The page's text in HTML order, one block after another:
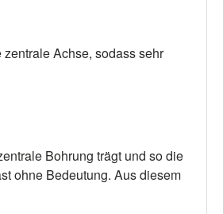
Achse, sodass sehr
Bohrung trägt und so die
ohne Bedeutung. Aus diesem